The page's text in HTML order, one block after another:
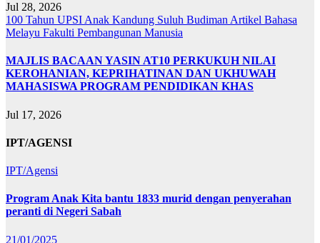
Jul 28, 2026
100 Tahun UPSI Anak Kandung Suluh Budiman Artikel Bahasa
Melayu Fakulti Pembangunan Manusia
MAJLIS BACAAN YASIN AT10 PERKUKUH NILAI
KEROHANIAN, KEPRIHATINAN DAN UKHUWAH
MAHASISWA PROGRAM PENDIDIKAN KHAS
Jul 17, 2026
IPT/AGENSI
IPT/Agensi
Program Anak Kita bantu 1833 murid dengan penyerahan
peranti di Negeri Sabah
21/01/2025